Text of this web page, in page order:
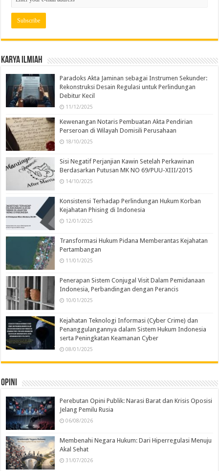
Karya Ilmiah
Paradoks Akta Jaminan sebagai Instrumen Sekunder:
Rekonstruksi Desain Regulasi untuk Perlindungan
Debitur Kecil
11/12/2025
Kewenangan Notaris Pembuatan Akta Pendirian
Perseroan di Wilayah Domisili Perusahaan
18/10/2025
Sisi Negatif Perjanjian Kawin Setelah Perkawinan
Berdasarkan Putusan MK NO 69/PUU-XIII/2015
14/10/2025
Konsistensi Terhadap Perlindungan Hukum Korban
Kejahatan Phising di Indonesia
12/01/2025
Transformasi Hukum Pidana Memberantas Kejahatan
Pertambangan
11/01/2025
Penerapan Sistem Conjugal Visit Dalam Pemidanaan
Indonesia, Perbandingan dengan Perancis
10/01/2025
Kejahatan Teknologi Informasi (Cyber Crime) dan
Penanggulangannya dalam Sistem Hukum Indonesia
serta Peningkatan Keamanan Cyber
08/01/2025
Opini
Perebutan Opini Publik: Narasi Barat dan Krisis Oposisi
Jelang Pemilu Rusia
06/08/2026
Membenahi Negara Hukum: Dari Hiperregulasi Menuju
Akal Sehat
31/07/2026